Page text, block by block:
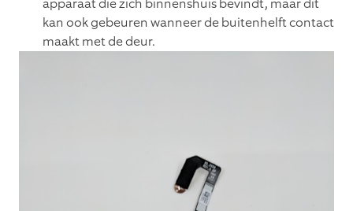
kan ook gebeuren wanneer de buitenhelft contact
maakt met de deur.